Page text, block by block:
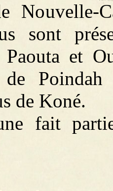
Nouvelle-
sont
Paouta et
de Poindah
de Koné.
fait